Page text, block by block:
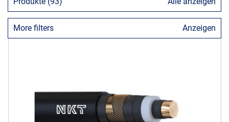
Downloads
Presse & Events
Geschäftsführung
Unsere Geschichte
Nachhaltigkeit
More filters Anzeigen